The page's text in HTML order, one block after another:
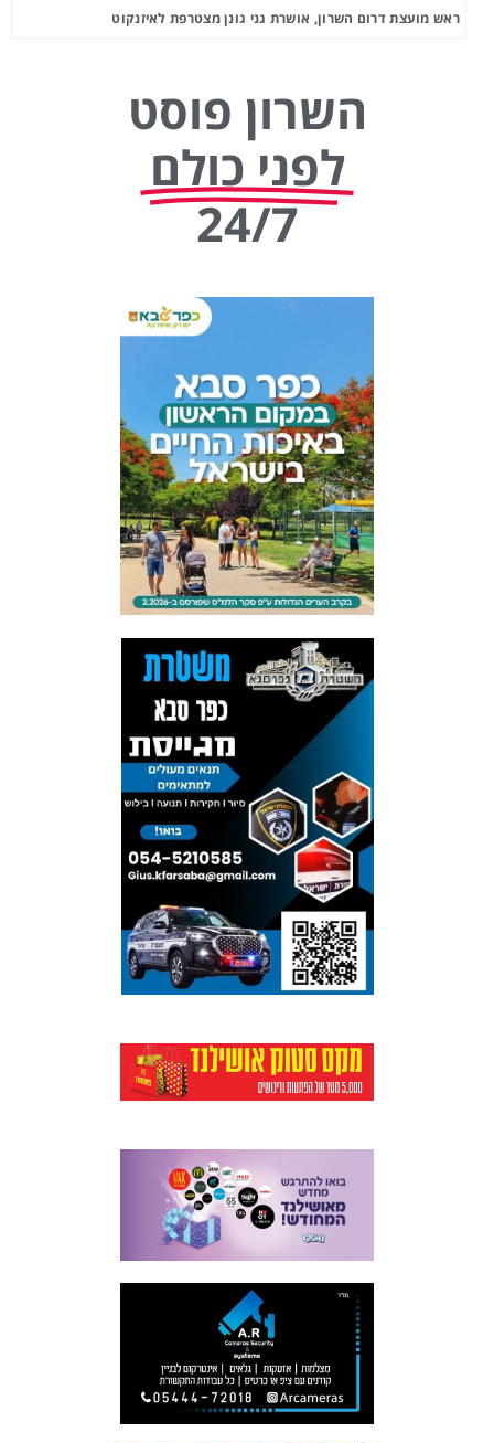
ראש מועצת דרום השרון, אושרת גני גונן מצטרפת לאיזנקוט
השרון פוסט
לפני כולם
24/7